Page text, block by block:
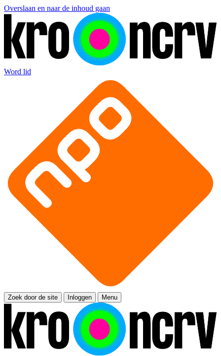
Overslaan en naar de inhoud gaan
Word lid
Zoek door de site Inloggen Menu